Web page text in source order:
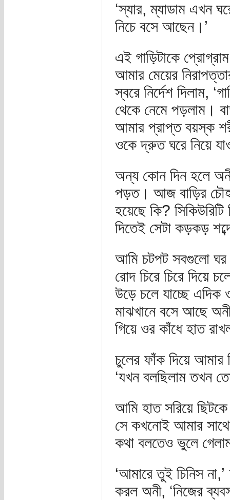
‘স্যার, ম্যাডাম এখন
নিচে বসে আছেন।’
এই গাড়িটাকে
আমার মেয়ের
স্বরে নির্দেশ দিলাম,
থেকে নেমে পড়লাম।
আমার প্রাপ্ত বয়স্ক
ওকে দ্রুত ঘরে নিয়ে
অন্য কোন দিন হলে অনী
পড়ত। আজ বাড়ির
হয়েছে কি?
দিতেই সেটা কড়কড়
আমি চটপট সবগুলো ঘর
রোদ চিরে চিরে দিয়ে
উড়ে চলে যাচ্ছে এদিক
মাঝখানে বসে আছে
গিয়ে ওর কাঁধে হাত
চুলের ফাঁক দিয়ে আমার
‘যখন বলছিলাম তখন
আমি হাত সরিয়ে
সে কখনোই আমার
কথা বলতেও ভুলে
‘আমারে তুই চিনিস
করল অনী, ‘নিজের